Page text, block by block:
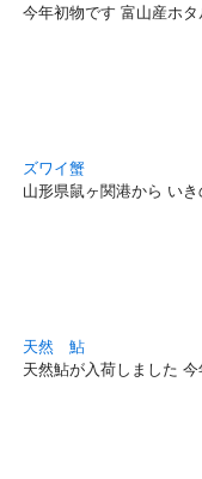
今年初物です 富山産ホ
ズワイ蟹
山形県鼠ヶ関港から い
天然 鮎
天然鮎が入荷しました